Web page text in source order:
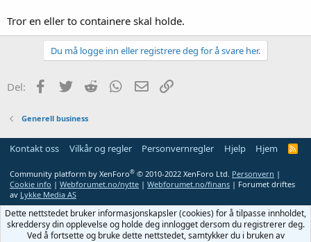
Tror en eller to containere skal holde.
Du må logge inn eller registrere deg for å svare her.
Del: Facebook
Twitter Reddit WhatsApp
E-post
Generell business
Kontakt oss Vilkår og regler Personvernregler Hjelp Hjem
R
Community platform by XenForo® © 2010-2022 XenForo Ltd. Personvern |
Cookie info | Webforumet.no/nytte | Webforumet.no/finans | Forumet driftes
av Lykke Media AS
Dette nettstedet bruker informasjonskapsler (cookies) for å tilpasse innholdet,
skreddersy din opplevelse og holde deg innlogget dersom du registrerer deg.
Ved å fortsette og bruke dette nettstedet, samtykker du i bruken av